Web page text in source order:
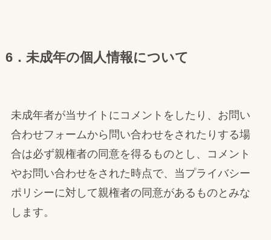
6．未成年の個人情報について
未成年者が当サイトにコメントをしたり、お問い
合わせフォームから問い合わせをされたりする場
合は必ず親権者の同意を得るものとし、コメント
やお問い合わせをされた時点で、当プライバシー
ポリシーに対して親権者の同意があるものとみな
します。